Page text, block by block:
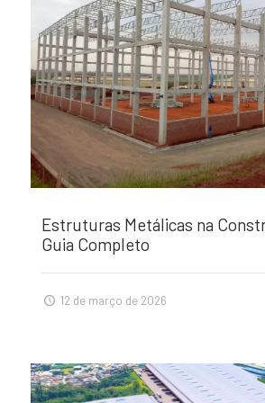
Estruturas Metálicas na
Guia Completo
12 de março de 2026